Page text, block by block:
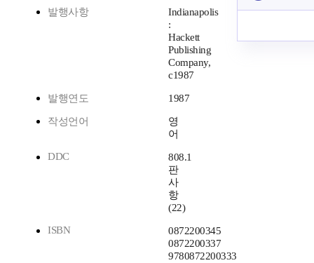
발행사항
Indianapolis
:
Hackett
Publishing
Company,
c1987
발행연도 1987
작성언어
영
어
DDC
808.1
판
사
항
(22)
ISBN
0872200345
0872200337
9780872200333